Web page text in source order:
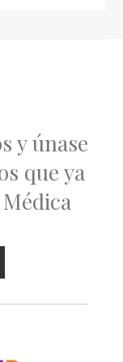
y únase
que ya